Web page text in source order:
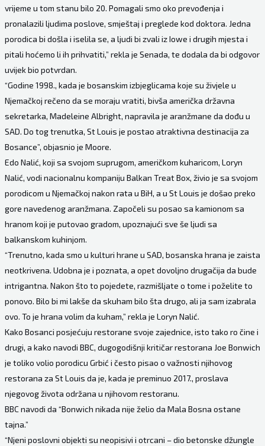
vrijeme u tom stanu bilo 20. Pomagali smo oko prevođenja i
pronalazili ljudima poslove, smještaj i preglede kod doktora. Jedna
porodica bi došla i iselila se, a ljudi bi zvali iz Iowe i drugih mjesta i
pitali hoćemo li ih prihvatiti,” rekla je Senada, te dodala da bi odgovor
uvijek bio potvrdan.
“Godine 1998., kada je bosanskim izbjeglicama koje su živjele u
Njemačkoj rečeno da se moraju vratiti, bivša američka državna
sekretarka, Madeleine Albright, napravila je aranžmane da dođu u
SAD. Do tog trenutka, St Louis je postao atraktivna destinacija za
Bosance”, objasnio je Moore.
Edo Nalić, koji sa svojom suprugom, američkom kuharicom, Loryn
Nalić, vodi nacionalnu kompaniju Balkan Treat Box, živio je sa svojom
porodicom u Njemačkoj nakon rata u BiH, a u St Louis je došao preko
gore navedenog aranžmana. Započeli su posao sa kamionom sa
hranom koji je putovao gradom, upoznajući sve še ljudi sa
balkanskom kuhinjom.
“Trenutno, kada smo u kulturi hrane u SAD, bosanska hrana je zaista
neotkrivena. Udobna je i poznata, a opet dovoljno drugačija da bude
intrigantna. Nakon što to pojedete, razmišljate o tome i poželite to
ponovo. Bilo bi mi lakše da skuham bilo šta drugo, ali ja sam izabrala
ovo. To je hrana volim da kuham,” rekla je Loryn Nalić.
Kako Bosanci posjećuju restorane svoje zajednice, isto tako ro čine i
drugi, a kako navodi BBC, dugogodišnji kritičar restorana Joe Bonwich
je toliko volio porodicu Grbić i često pisao o važnosti njihovog
restorana za St Louis da je, kada je preminuo 2017., proslava
njegovog života održana u njihovom restoranu.
BBC navodi da “Bonwich nikada nije želio da Mala Bosna ostane
tajna.”
“Njeni poslovni objekti su neopisivi i otrcani – dio betonske džungle